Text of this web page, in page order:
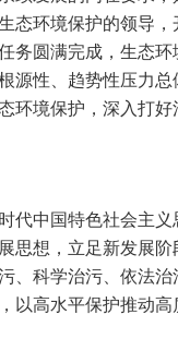
态环境保护的领导
务圆满完成，生态
源性、趋势性压力
环境保护，深入打
代中国特色社会主
思想，立足新发展
、科学治污、依法
以高水平保护推动